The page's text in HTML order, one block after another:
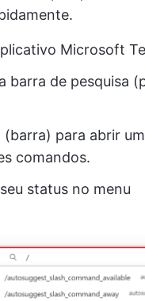
Microsoft
barra de pesquisa
(barra) para abrir
comandos.
status no menu